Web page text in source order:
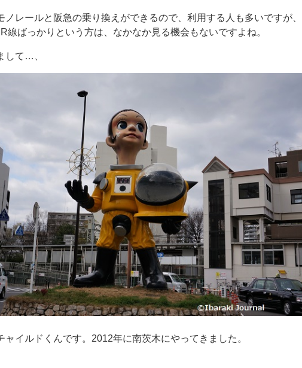
ノレールと阪急の乗り換えができるので、利用する人も多いですが、
線ばっかりという方は、なかなか見る機会もないですよね。
して…、
ャイルドくんです。2012年に南茨木にやってきました。